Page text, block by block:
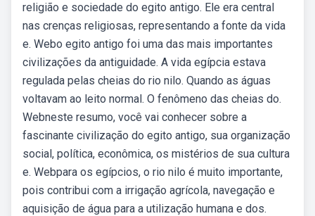
religião e sociedade do egito antigo. Ele era central
nas crenças religiosas, representando a fonte da vida
e. Webo egito antigo foi uma das mais importantes
civilizações da antiguidade. A vida egípcia estava
regulada pelas cheias do rio nilo. Quando as águas
voltavam ao leito normal. O fenômeno das cheias do.
Webneste resumo, você vai conhecer sobre a
fascinante civilização do egito antigo, sua organização
social, política, econômica, os mistérios de sua cultura
e. Webpara os egípcios, o rio nilo é muito importante,
pois contribui com a irrigação agrícola, navegação e
aquisição de água para a utilização humana e dos.